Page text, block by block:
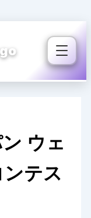
ウェ
テス